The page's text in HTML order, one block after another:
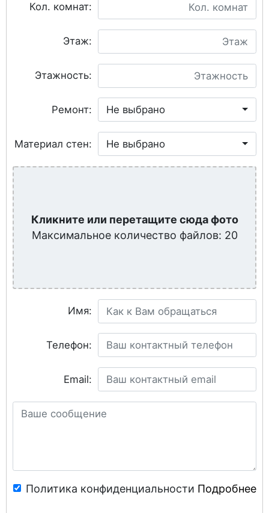
Кол. комнат:
Этаж:
Этажность:
Ремонт: Не выбрано
Материал стен: Не выбрано
Кликните или перетащите сюда фото
Максимальное количество файлов: 20
Имя:
Телефон:
Email:
Политика конфиденциальности Подробнее